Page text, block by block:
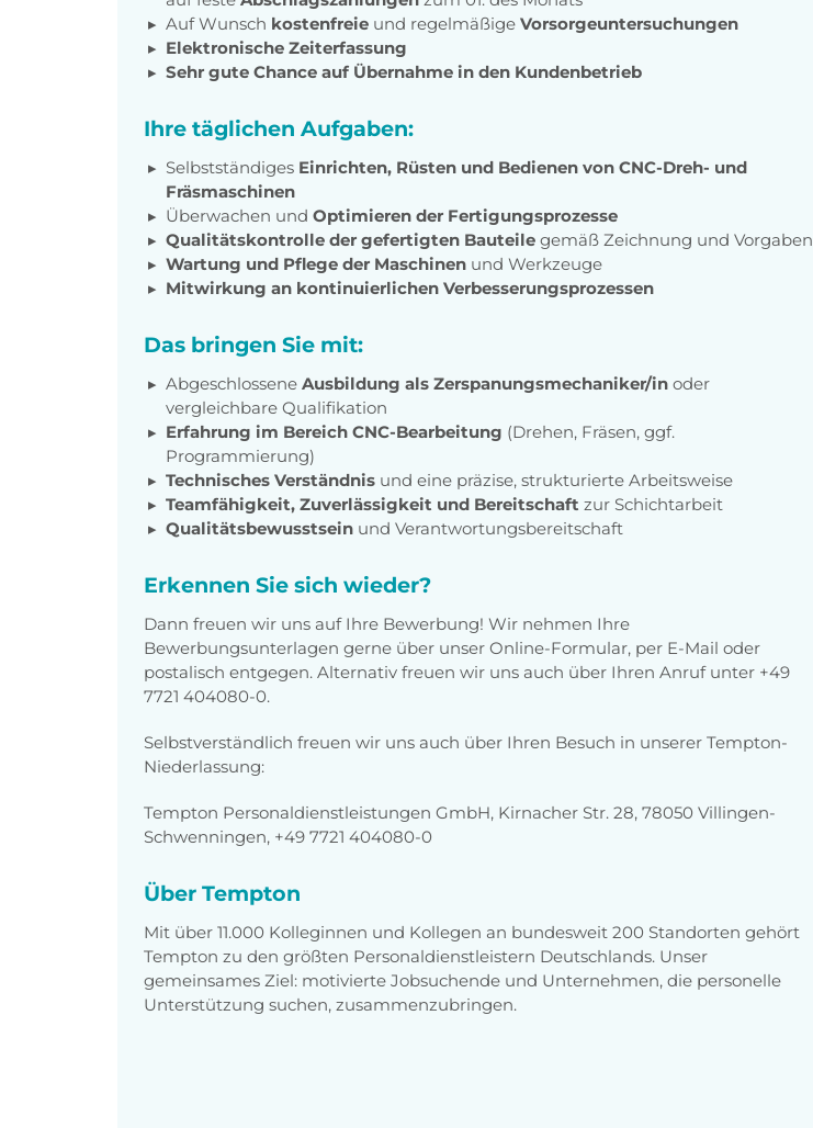
Auf Wunsch kostenfreie und regelmäßige Vorsorgeuntersuchungen
Elektronische Zeiterfassung
Sehr gute Chance auf Übernahme in den Kundenbetrieb
Ihre täglichen Aufgaben:
Selbstständiges Einrichten, Rüsten und Bedienen von CNC-Dreh- und
Fräsmaschinen
Überwachen und Optimieren der Fertigungsprozesse
Qualitätskontrolle der gefertigten Bauteile gemäß Zeichnung und Vorgaben
Wartung und Pflege der Maschinen und Werkzeuge
Mitwirkung an kontinuierlichen Verbesserungsprozessen
Das bringen Sie mit:
Abgeschlossene Ausbildung als Zerspanungsmechaniker/in oder
vergleichbare Qualifikation
Erfahrung im Bereich CNC-Bearbeitung (Drehen, Fräsen, ggf.
Programmierung)
Technisches Verständnis und eine präzise, strukturierte Arbeitsweise
Teamfähigkeit, Zuverlässigkeit und Bereitschaft zur Schichtarbeit
Qualitätsbewusstsein und Verantwortungsbereitschaft
Erkennen Sie sich wieder?
Dann freuen wir uns auf Ihre Bewerbung! Wir nehmen Ihre
Bewerbungsunterlagen gerne über unser Online-Formular, per E-Mail oder
postalisch entgegen. Alternativ freuen wir uns auch über Ihren Anruf unter +49
7721 404080-0.
Selbstverständlich freuen wir uns auch über Ihren Besuch in unserer Tempton-
Niederlassung:
Tempton Personaldienstleistungen GmbH, Kirnacher Str. 28, 78050 Villingen-
Schwenningen, +49 7721 404080-0
Über Tempton
Mit über 11.000 Kolleginnen und Kollegen an bundesweit 200 Standorten gehört
Tempton zu den größten Personaldienstleistern Deutschlands. Unser
gemeinsames Ziel: motivierte Jobsuchende und Unternehmen, die personelle
Unterstützung suchen, zusammenzubringen.